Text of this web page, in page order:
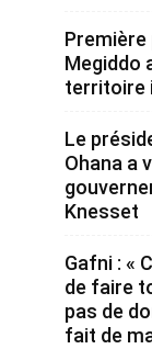
Megiddo
territoire
Le
Ohana a
Knesset
Gafni : «
de faire
pas de
fait de